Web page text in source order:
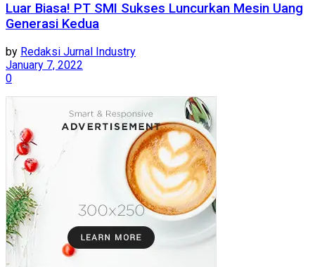
Luar Biasa! PT SMI Sukses Luncurkan Mesin Uang
Generasi Kedua
by Redaksi Jurnal Industry
January 7, 2022
0